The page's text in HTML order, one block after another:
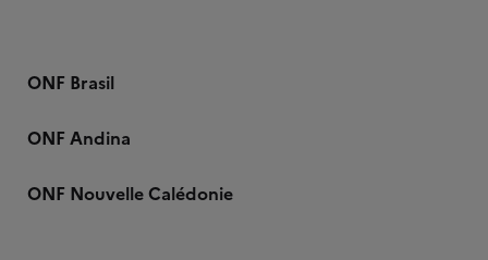
ONF Brasil
ONF Andina
ONF Nouvelle Calédonie